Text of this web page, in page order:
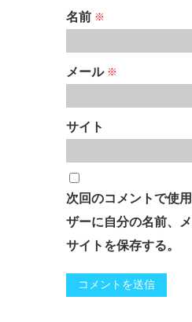
名前 ※
メール ※
サイト
次回のコメントで使
ザーに自分の名前、
サイトを保存する。